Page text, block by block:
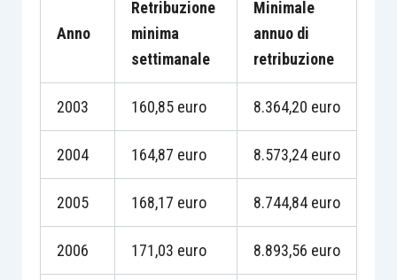
Anno
Retribuzione
minima
settimanale
Minimale
annuo di
retribuzione
2003 160,85 euro 8.364,20 euro
2004 164,87 euro 8.573,24 euro
2005 168,17 euro 8.744,84 euro
2006 171,03 euro 8.893,56 euro